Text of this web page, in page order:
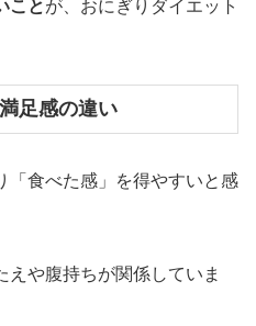
ことが、おにぎりダイエット
足感の違い
「食べた感」を得やすいと感
えや腹持ちが関係していま